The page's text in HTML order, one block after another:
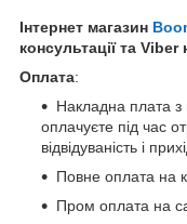
Інтернет магазин
консультації та Viber
Оплата:
Накладна плата з
оплачуєте під час
відвідуваність і
Повне оплата на
Пром оплата на